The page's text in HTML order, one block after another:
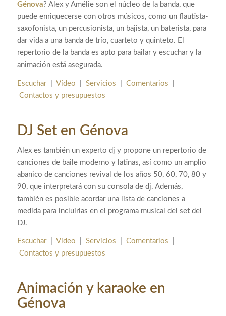
Génova? Alex y Amélie son el núcleo de la banda, que
puede enriquecerse con otros músicos, como un flautista-
saxofonista, un percusionista, un bajista, un baterista, para
dar vida a una banda de trío, cuarteto y quinteto. El
repertorio de la banda es apto para bailar y escuchar y la
animación está asegurada.
Escuchar| Vídeo Servicios Comentarios
Contactos y presupuestos
DJ Set en Génova
Alex es también un experto dj y propone un repertorio de
canciones de baile moderno y latinas, así como un amplio
abanico de canciones revival de los años 50, 60, 70, 80 y
90, que interpretará con su consola de dj. Además,
también es posible acordar una lista de canciones a
medida para incluirlas en el programa musical del set del
DJ.
Escuchar| Vídeo Servicios Comentarios
Contactos y presupuestos
Animación y karaoke en
Génova